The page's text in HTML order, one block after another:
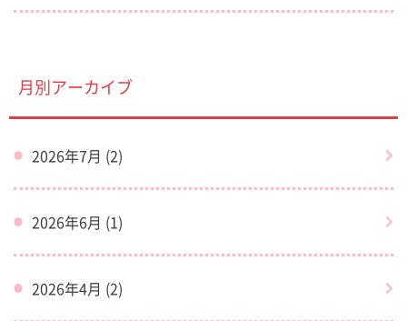
月別アーカイブ
2026年7月 (2)
2026年6月 (1)
2026年4月 (2)